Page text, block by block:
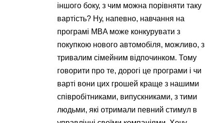
іншого боку, з чим можна порівняти таку
вартість? Ну, напевно, навчання на
програмі MBA може конкурувати з
покупкою нового автомобіля, можливо, з
тривалим сімейним відпочинком. Тому
говорити про те, дорогі це програми і чи
варті вони цих грошей краще з нашими
співробітниками, випускниками, з тими
людьми, які отримали певний стимул в